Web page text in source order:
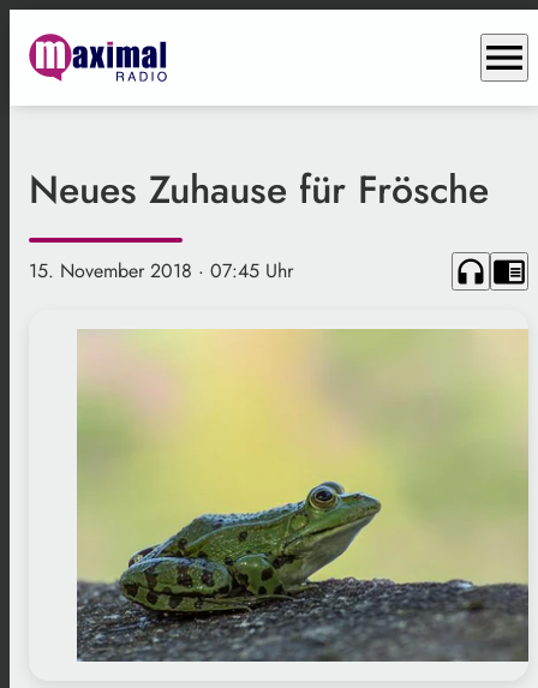
menu
Neues Zuhause für Frösche
15. November 2018 · 07:45 Uhr headphones chrome_reader_mode